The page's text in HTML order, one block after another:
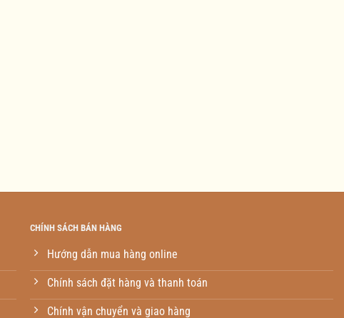
CHÍNH SÁCH BÁN HÀNG
Hướng dẫn mua hàng online
Chính sách đặt hàng và thanh toán
Chính vận chuyển và giao hàng